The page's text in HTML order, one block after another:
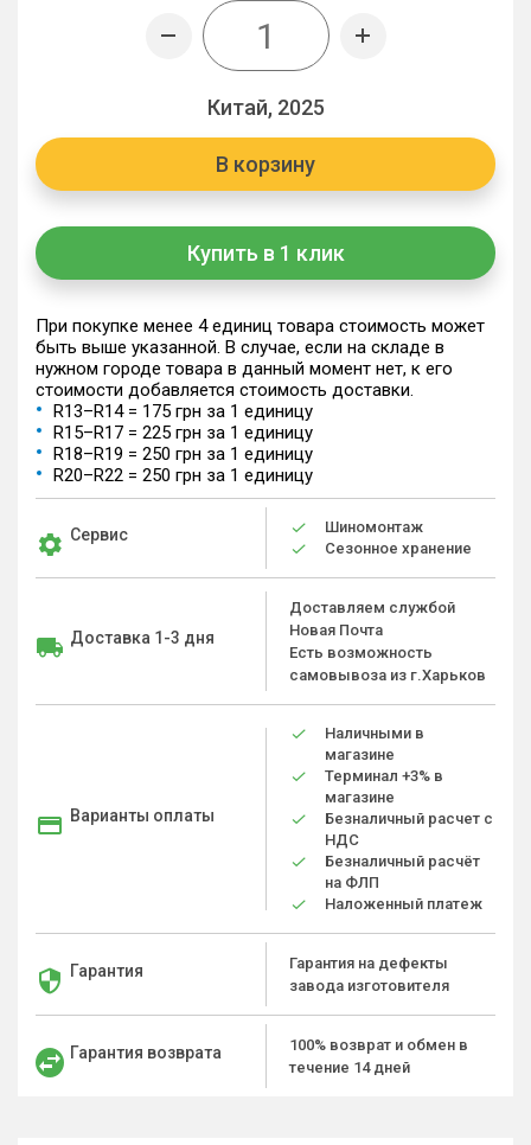
Китай, 2025
В корзину
Купить в 1 клик
При покупке менее 4 единиц товара стоимость может
быть выше указанной. В случае, если на складе в
нужном городе товара в данный момент нет, к его
стоимости добавляется стоимость доставки.
R13–R14 = 175 грн за 1 единицу
R15–R17 = 225 грн за 1 единицу
R18–R19 = 250 грн за 1 единицу
R20–R22 = 250 грн за 1 единицу
Сервис
Шиномонтаж
Сезонное хранение
Доставка 1-3 дня
Доставляем службой
Новая Почта
Есть возможность
самовывоза из г.Харьков
Варианты оплаты
Наличными в
магазине
Терминал +3% в
магазине
Безналичный расчет с
НДС
Безналичный расчёт
на ФЛП
Наложенный платеж
Гарантия
Гарантия на дефекты
завода изготовителя
Гарантия возврата
100% возврат и обмен в
течение 14 дней